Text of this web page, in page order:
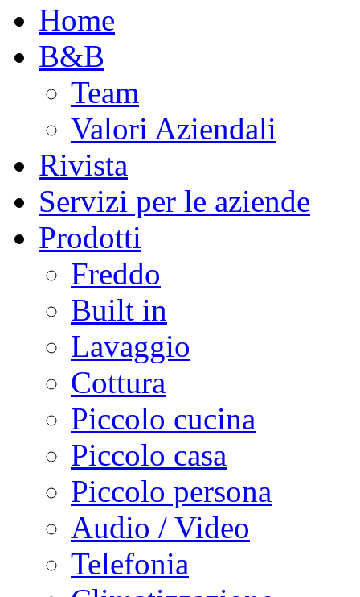
Home
B&B
Team
Valori Aziendali
Rivista
Servizi per le aziende
Prodotti
Freddo
Built in
Lavaggio
Cottura
Piccolo cucina
Piccolo casa
Piccolo persona
Audio / Video
Telefonia